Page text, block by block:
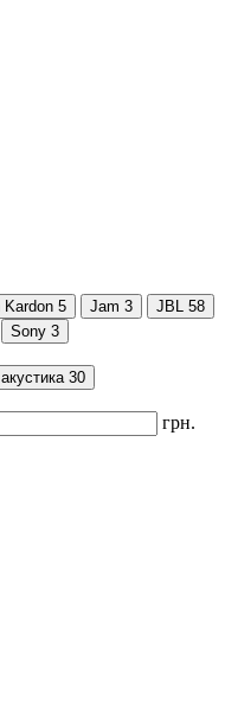
Kardon 5 Jam 3 JBL 58
Sony 3
30
грн.